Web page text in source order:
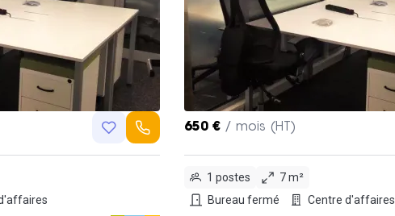
650 € / mois (HT)
1 postes
7 m²
Bureau fermé
Centre d'affaires